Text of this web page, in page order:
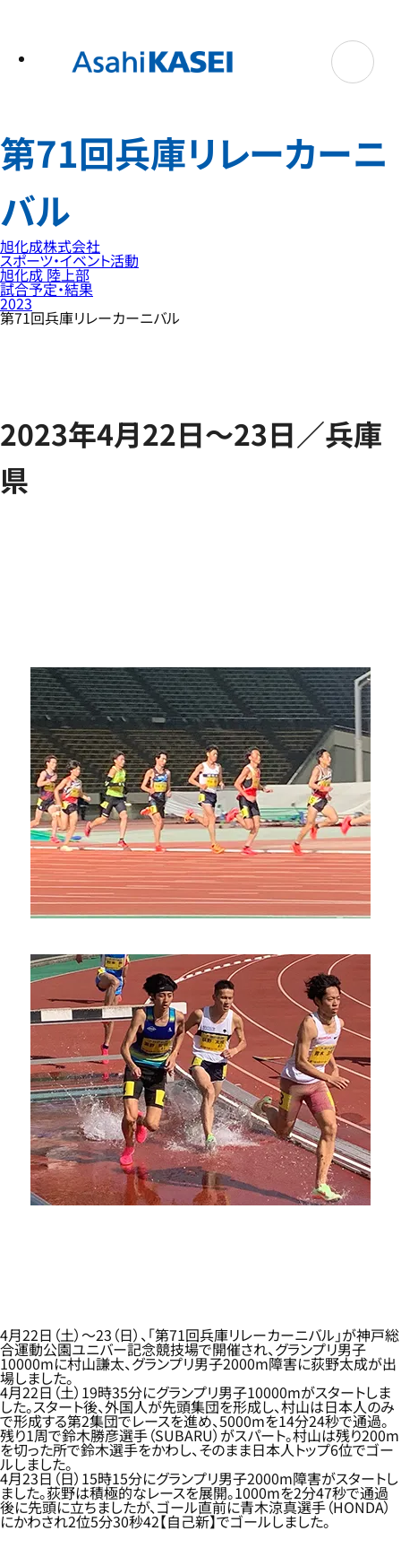
第71回兵庫リレーカーニ
バル
旭化成株式会社
スポーツ・イベント活動
旭化成 陸上部
試合予定・結果
2023
第71回兵庫リレーカーニバル
2023年4月22日～23日／兵庫
県
4月22日（土）～23（日）、「第71回兵庫リレーカーニバル」が神戸総
合運動公園ユニバー記念競技場で開催され、グランプリ男子
10000mに村山謙太、グランプリ男子2000m障害に荻野太成が出
場しました。
4月22日（土）19時35分にグランプリ男子10000mがスタートしま
した。スタート後、外国人が先頭集団を形成し、村山は日本人のみ
で形成する第2集団でレースを進め、5000mを14分24秒で通過。
残り1周で鈴木勝彦選手（SUBARU）がスパート。村山は残り200m
を切った所で鈴木選手をかわし、そのまま日本人トップ6位でゴー
ルしました。
4月23日（日）15時15分にグランプリ男子2000m障害がスタートし
ました。荻野は積極的なレースを展開。1000mを2分47秒で通過
後に先頭に立ちましたが、ゴール直前に青木涼真選手（HONDA）
にかわされ2位5分30秒42【自己新】でゴールしました。